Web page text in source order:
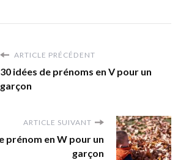
ARTICLE PRÉCÉDENT
30 idées de prénoms en V pour un
garçon
ARTICLE SUIVANT
prénom en W pour un
garçon